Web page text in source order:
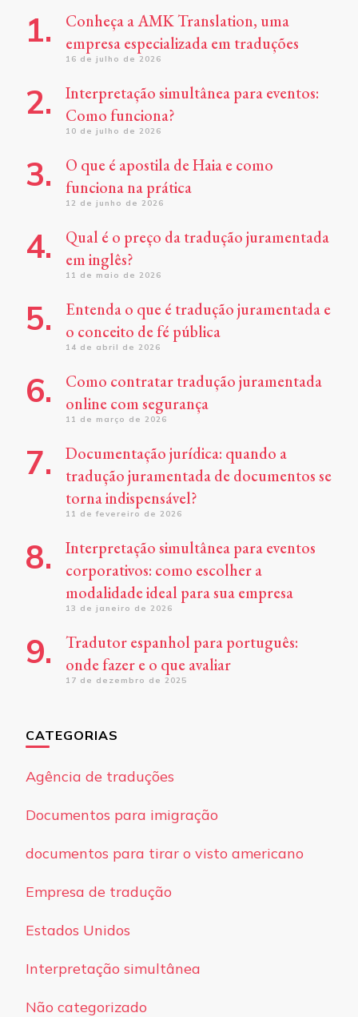
Conheça a AMK Translation, uma
empresa especializada em traduções
16 de julho de 2026
Interpretação simultânea para eventos:
Como funciona?
10 de julho de 2026
O que é apostila de Haia e como
funciona na prática
12 de junho de 2026
Qual é o preço da tradução juramentada
em inglês?
11 de maio de 2026
Entenda o que é tradução juramentada e
o conceito de fé pública
14 de abril de 2026
Como contratar tradução juramentada
online com segurança
11 de março de 2026
Documentação jurídica: quando a
tradução juramentada de documentos se
torna indispensável?
11 de fevereiro de 2026
Interpretação simultânea para eventos
corporativos: como escolher a
modalidade ideal para sua empresa
13 de janeiro de 2026
Tradutor espanhol para português:
onde fazer e o que avaliar
17 de dezembro de 2025
CATEGORIAS
Agência de traduções
Documentos para imigração
documentos para tirar o visto americano
Empresa de tradução
Estados Unidos
Interpretação simultânea
Não categorizado